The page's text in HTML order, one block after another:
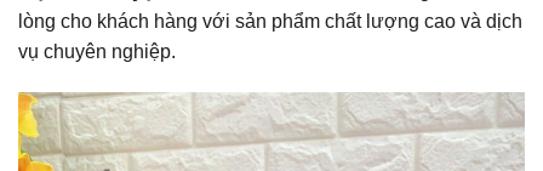
lòng cho khách hàng với sản phẩm chất lượng cao và dịch
vụ chuyên nghiệp.